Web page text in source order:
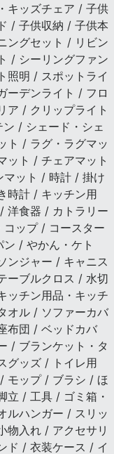
キッズチェア / 子供
/ 子供収納 / 子供本
ングセット / リビン
/ シーリングファン
照明 / スポットライ
ーデンライト / フロ
ア / クリップライト
/ シェード・シェ
ト / ラグ・ラグマッ
ット / チェアマット
マット / 時計 / 掛け
時計 / キッチン用
洋食器 / カトラリー
ップ / コースター
/ やかん・ケト
ンジャー / キャニス
ーブルクロス / 水切
ッチン用品・キッチ
オル / ソファーカバ
布団 / ベッドカバ
/ ブランケット・タ
グッズ / トイレ用
モップ / ブラシ / ほ
立 / 工具 / ゴミ箱・
ルハンガー / スリッ
物入れ / アクセサリ
ド / 衣装ケース / イ